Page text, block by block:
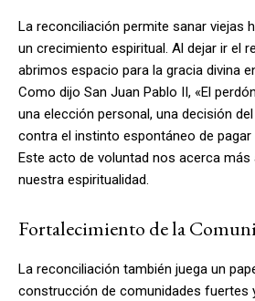
La reconciliación permite sanar viejas
un crecimiento espiritual. Al dejar ir el
abrimos espacio para la gracia divina
Como dijo San Juan Pablo II, «El
una elección personal, una decisión
contra el instinto espontáneo de pagar
Este acto de voluntad nos acerca más
nuestra espiritualidad.
Fortalecimiento de la
La reconciliación también juega un
construcción de comunidades fuertes